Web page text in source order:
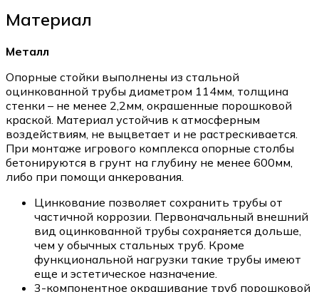
Материал
Металл
Опорные стойки выполнены из стальной
оцинкованной трубы диаметром 114мм, толщина
стенки – не менее 2,2мм, окрашенные порошковой
краской. Материал устойчив к атмосферным
воздействиям, не выцветает и не растрескивается.
При монтаже игрового комплекса опорные столбы
бетонируются в грунт на глубину не менее 600мм,
либо при помощи анкерования.
Цинкование позволяет сохранить трубы от
частичной коррозии. Первоначальный внешний
вид оцинкованной трубы сохраняется дольше,
чем у обычных стальных труб. Кроме
функциональной нагрузки такие трубы имеют
еще и эстетическое назначение.
3-компонентное окрашивание труб порошковой